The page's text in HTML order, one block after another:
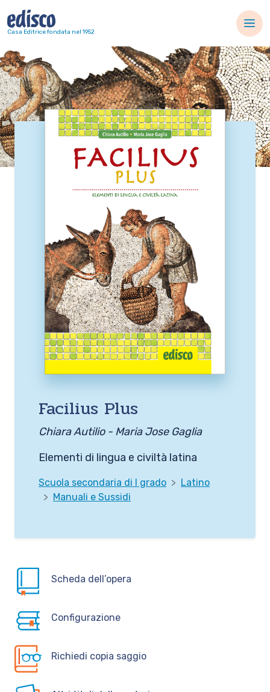
Navigazione principale
Casa Editrice fondata nel 1952
Facilius Plus
Chiara Autilio - Maria Jose Gaglia
Elementi di lingua e civiltà latina
Scuola secondaria di I grado
Latino
Manuali e Sussidi
Scheda dell’opera
Configurazione
Richiedi copia saggio